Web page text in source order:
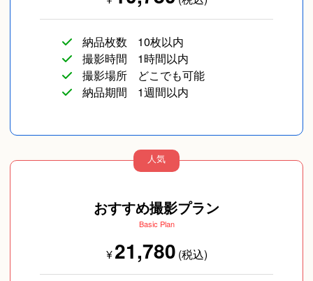
納品枚数
10枚以内
撮影時間
1時間以内
撮影場所
どこでも可能
納品期間
1週間以内
人気
おすすめ撮影プラン
Basic Plan
¥21,780 (税込)